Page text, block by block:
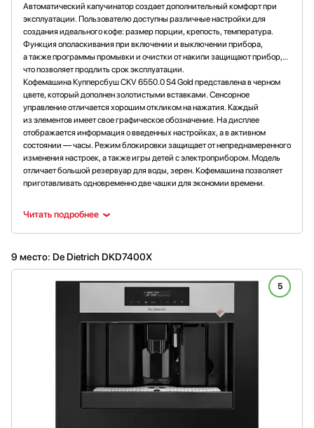
Автоматический капучинатор создает дополнительный комфорт при
эксплуатации. Пользователю доступны различные настройки для
создания идеального кофе: размер порции, крепость, температура.
Функция ополаскивания при включении и выключении прибора,
а также программы промывки и очистки от накипи защищают прибор,
что позволяет продлить срок эксплуатации.
Кофемашина Купперсбуш CKV 6550.0 S4 Gold представлена в черном
цвете, который дополнен золотистыми вставками. Сенсорное
управление отличается хорошим откликом на нажатия. Каждый
из элементов имеет свое графическое обозначение. На дисплее
отображается информация о введенных настройках, а в активном
состоянии — часы. Режим блокировки защищает от непреднамеренного
изменения настроек, а также игры детей с электроприбором. Модель
отличает большой резервуар для воды, зерен. Кофемашина позволяет
приготавливать одновременно две чашки для экономии времени.
Читать подробнее
9 место: De Dietrich DKD7400X
5